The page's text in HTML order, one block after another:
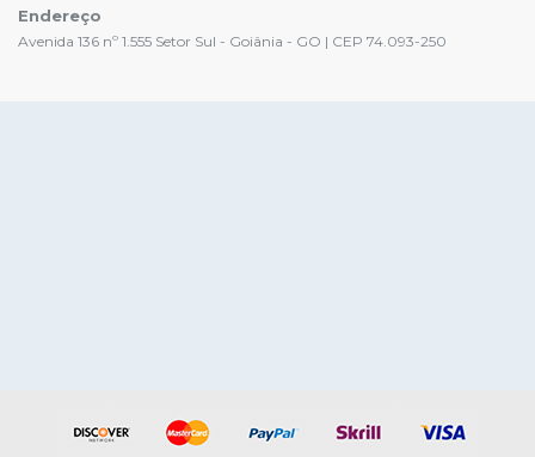
Endereço
Avenida 136 nº 1.555 Setor Sul - Goiânia - GO | CEP 74.093-250